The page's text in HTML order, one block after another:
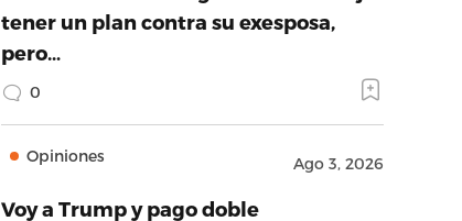
tener un plan contra su exesposa,
pero…
0
Opiniones Ago 3, 2026
Voy a Trump y pago doble